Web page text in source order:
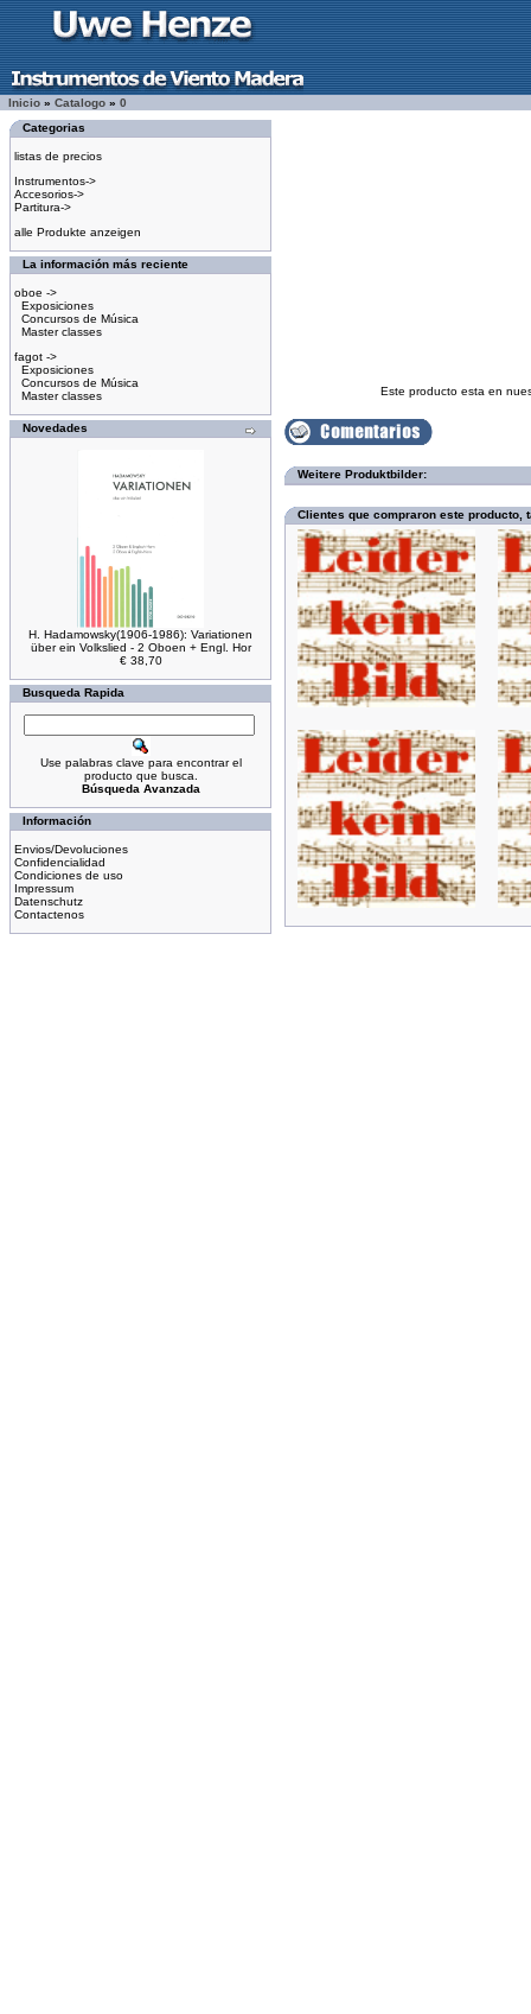
Inicio » Catalogo » 0
Categorias
listas de precios
Instrumentos->
Accesorios->
Partitura->
alle Produkte anzeigen
La información más reciente
oboe ->
Exposiciones
Concursos de Música
Master classes
fagot ->
Exposiciones
Concursos de Música
Master classes
Novedades
H. Hadamowsky(1906-1986): Variationen
über ein Volkslied - 2 Oboen + Engl. Hor
€ 38,70
Busqueda Rapida
Use palabras clave para encontrar el
producto que busca.
Búsqueda Avanzada
Información
Envios/Devoluciones
Confidencialidad
Condiciones de uso
Impressum
Datenschutz
Contactenos
Este producto esta en
Weitere Produktbilder:
Clientes que compraron este producto,